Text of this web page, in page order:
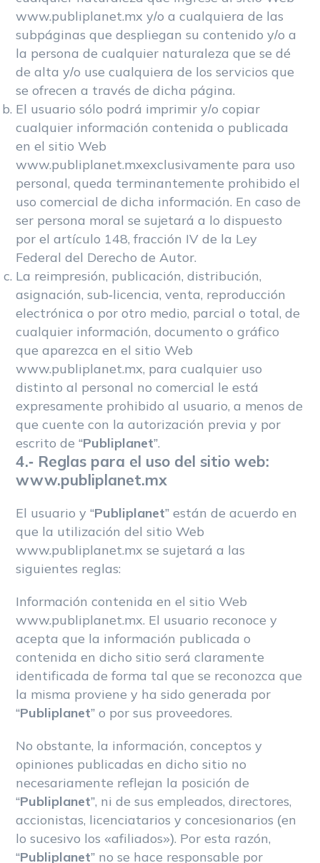
www.publiplanet.mx y/o a cualquiera de las
subpáginas que despliegan su contenido y/o a
la persona de cualquier naturaleza que se dé
de alta y/o use cualquiera de los servicios que
se ofrecen a través de dicha página.
El usuario sólo podrá imprimir y/o copiar
cualquier información contenida o publicada
en el sitio Web
www.publiplanet.mxexclusivamente para uso
personal, queda terminantemente prohibido el
uso comercial de dicha información. En caso de
ser persona moral se sujetará a lo dispuesto
por el artículo 148, fracción IV de la Ley
Federal del Derecho de Autor.
La reimpresión, publicación, distribución,
asignación, sub-licencia, venta, reproducción
electrónica o por otro medio, parcial o total, de
cualquier información, documento o gráfico
que aparezca en el sitio Web
www.publiplanet.mx, para cualquier uso
distinto al personal no comercial le está
expresamente prohibido al usuario, a menos de
que cuente con la autorización previa y por
escrito de “Publiplanet”.
4.- Reglas para el uso del sitio web:
www.publiplanet.mx
El usuario y “Publiplanet” están de acuerdo en
que la utilización del sitio Web
www.publiplanet.mx se sujetará a las
siguientes reglas:
Información contenida en el sitio Web
www.publiplanet.mx. El usuario reconoce y
acepta que la información publicada o
contenida en dicho sitio será claramente
identificada de forma tal que se reconozca que
la misma proviene y ha sido generada por
“Publiplanet” o por sus proveedores.
No obstante, la información, conceptos y
opiniones publicadas en dicho sitio no
necesariamente reflejan la posición de
“Publiplanet”, ni de sus empleados, directores,
accionistas, licenciatarios y concesionarios (en
lo sucesivo los «afiliados»). Por esta razón,
“Publiplanet” no se hace responsable por